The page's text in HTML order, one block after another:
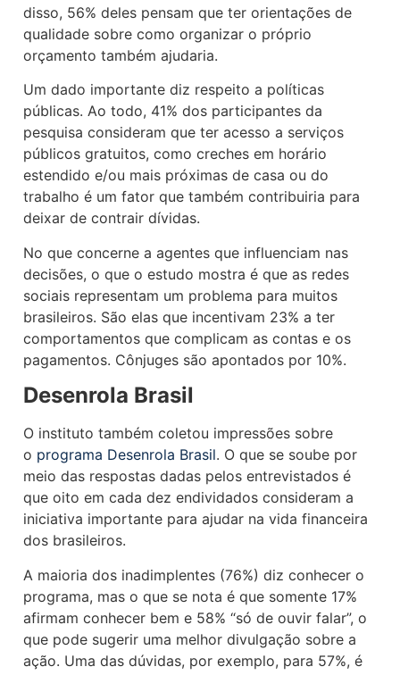
disso, 56% deles pensam que ter orientações de
qualidade sobre como organizar o próprio
orçamento também ajudaria.
Um dado importante diz respeito a políticas
públicas. Ao todo, 41% dos participantes da
pesquisa consideram que ter acesso a serviços
públicos gratuitos, como creches em horário
estendido e/ou mais próximas de casa ou do
trabalho é um fator que também contribuiria para
deixar de contrair dívidas.
No que concerne a agentes que influenciam nas
decisões, o que o estudo mostra é que as redes
sociais representam um problema para muitos
brasileiros. São elas que incentivam 23% a ter
comportamentos que complicam as contas e os
pagamentos. Cônjuges são apontados por 10%.
Desenrola Brasil
O instituto também coletou impressões sobre
o programa Desenrola Brasil. O que se soube por
meio das respostas dadas pelos entrevistados é
que oito em cada dez endividados consideram a
iniciativa importante para ajudar na vida financeira
dos brasileiros.
A maioria dos inadimplentes (76%) diz conhecer o
programa, mas o que se nota é que somente 17%
afirmam conhecer bem e 58% “só de ouvir falar”, o
que pode sugerir uma melhor divulgação sobre a
ação. Uma das dúvidas, por exemplo, para 57%, é